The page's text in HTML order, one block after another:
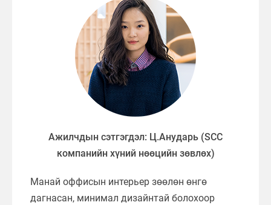
Ажилчдын сэтгэгдэл: Ц.Анударь (SCC
компанийн хүний нөөцийн зөвлөх)
Манай оффисын интерьер зөөлөн өнгө
дагнасан, минимал дизайнтай болохоор